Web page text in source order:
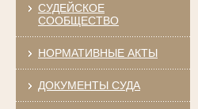
СУДЕЙСКОЕ
СООБЩЕСТВО
НОРМАТИВНЫЕ АКТЫ
ДОКУМЕНТЫ СУДА